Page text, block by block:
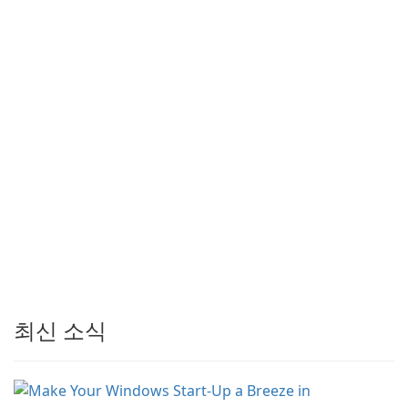
최신 소식